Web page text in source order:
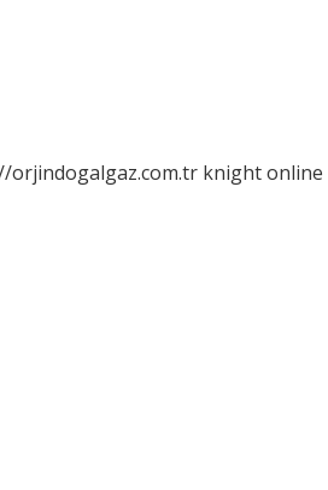
orjindogalgaz.com.tr knight online